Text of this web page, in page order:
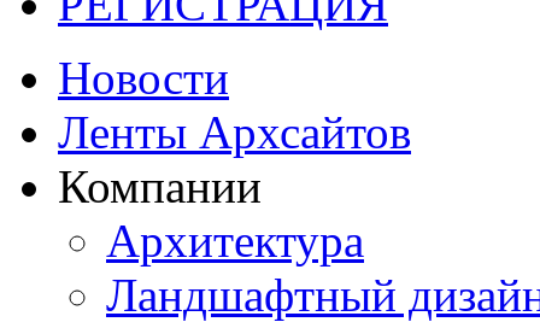
Новости
Ленты Архсайтов
Компании
Архитектура
Ландшафтный